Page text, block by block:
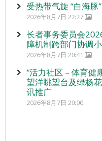
受热带气旋 “白海
2026年8月7日 22:27
长者事务委员会
障机制跨部门协调
2026年8月7日 20:41
“活力社区 – 体育健
望洋眺望台及绿杨
讯推广
2026年8月7日 20:00